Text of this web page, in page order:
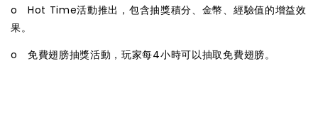
o Hot Time活動推出，包含抽獎積分、金幣、經驗值的增益效
果。
o 免費翅膀抽獎活動，玩家每4小時可以抽取免費翅膀。